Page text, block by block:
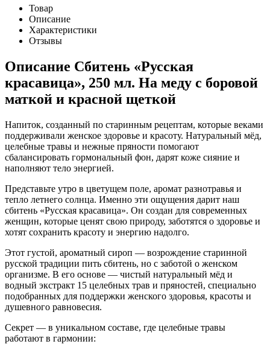
Товар
Описание
Характеристики
Отзывы
Описание Сбитень «Русская
красавица», 250 мл. На меду с боровой
маткой и красной щеткой
Напиток, созданный по старинным рецептам, которые веками
поддерживали женское здоровье и красоту. Натуральный мёд,
целебные травы и нежные пряности помогают
сбалансировать гормональный фон, дарят коже сияние и
наполняют тело энергией.
Представьте утро в цветущем поле, аромат разнотравья и
тепло летнего солнца. Именно эти ощущения дарит наш
сбитень «Русская красавица». Он создан для современных
женщин, которые ценят свою природу, заботятся о здоровье и
хотят сохранить красоту и энергию надолго.
Этот густой, ароматный сироп — возрождение старинной
русской традиции пить сбитень, но с заботой о женском
организме. В его основе — чистый натуральный мёд и
водный экстракт 15 целебных трав и пряностей, специально
подобранных для поддержки женского здоровья, красоты и
душевного равновесия.
Секрет — в уникальном составе, где целебные травы
работают в гармонии: